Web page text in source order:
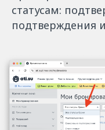
статусам:
подтверждения